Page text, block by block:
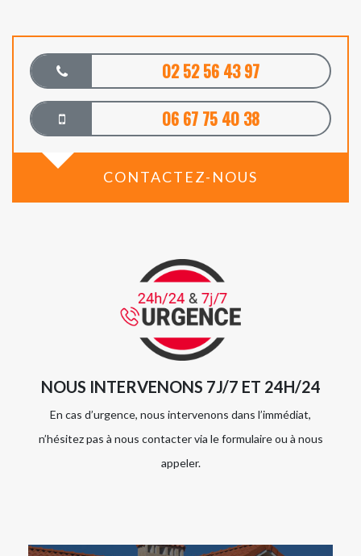
02 52 56 43 97
06 67 75 40 38
CONTACTEZ-NOUS
NOUS INTERVENONS 7J/7 ET 24H/24
En cas d’urgence, nous intervenons dans l’immédiat,
n’hésitez pas à nous contacter via le formulaire ou à nous
appeler.